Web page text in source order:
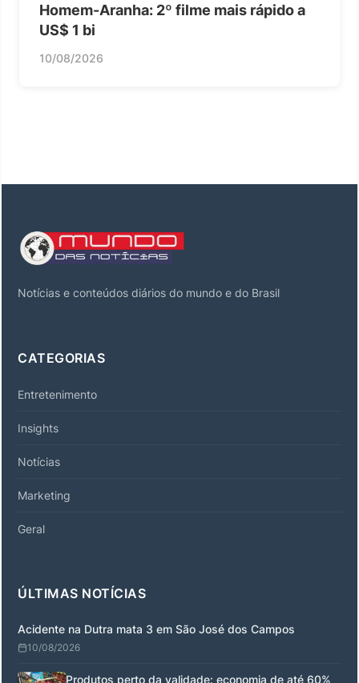
Homem-Aranha: 2º filme mais rápido a
US$ 1 bi
10/08/2026
Notícias e conteúdos diários do mundo e do Brasil
CATEGORIAS
Entretenimento
Insights
Notícias
Marketing
Geral
ÚLTIMAS NOTÍCIAS
Acidente na Dutra mata 3 em São José dos Campos
10/08/2026
Produtos perto da validade: economia de até 60%